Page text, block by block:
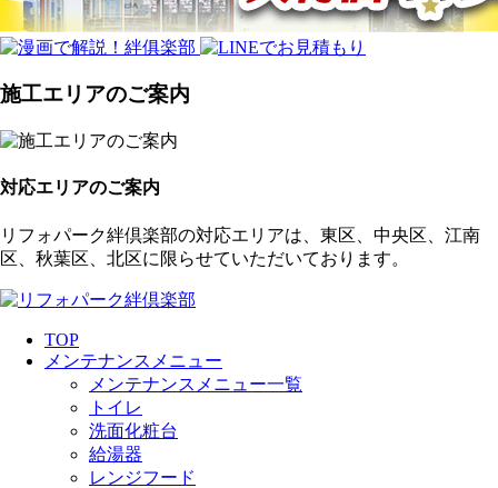
施工エリアのご案内
対応エリアのご案内
リフォパーク絆倶楽部の対応エリアは、東区、中央区、江南
区、秋葉区、北区に限らせていただいております。
TOP
メンテナンスメニュー
メンテナンスメニュー一覧
トイレ
洗面化粧台
給湯器
レンジフード